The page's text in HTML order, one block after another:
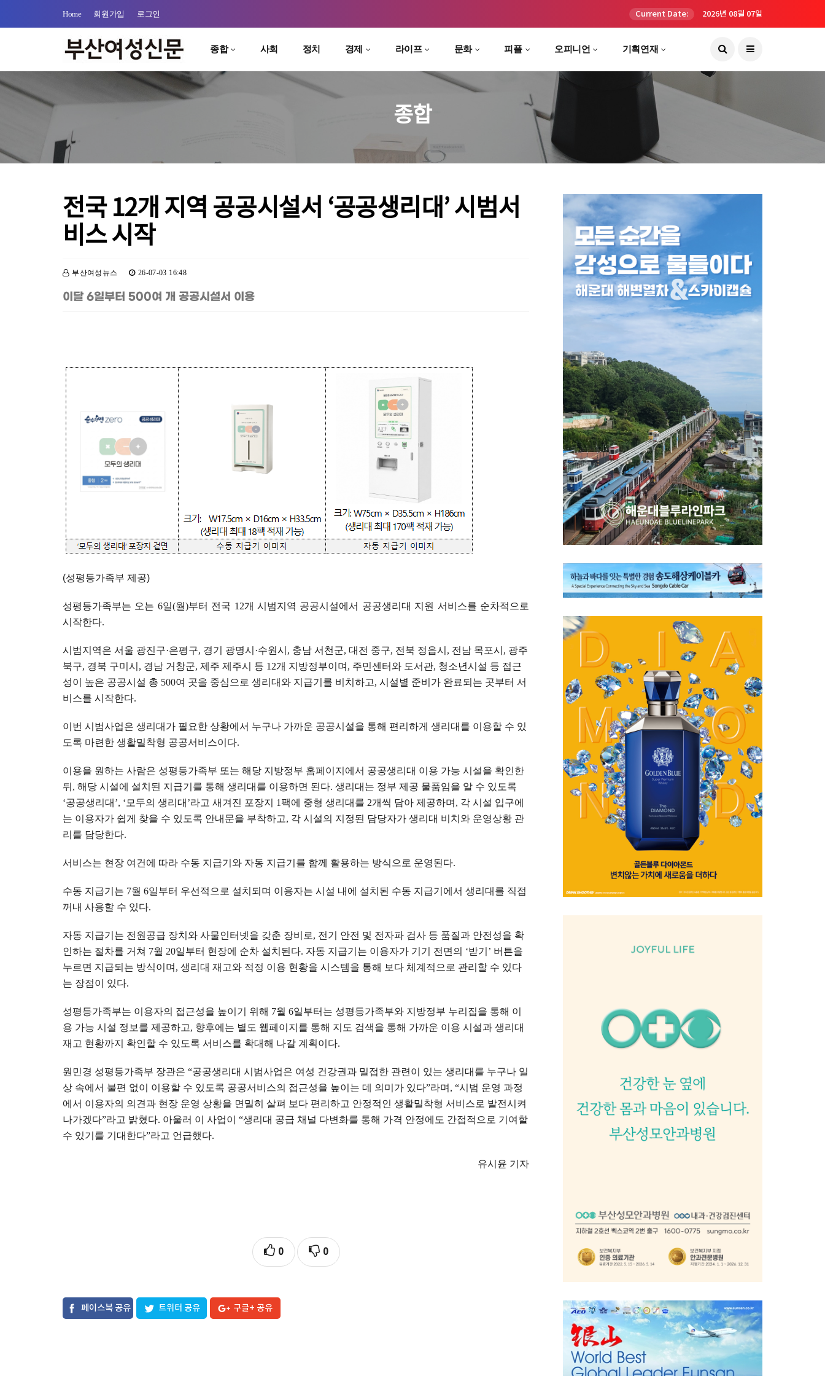
Home 회원가입 로그인 Current Date: 2026년 08월 07일
종합 사회 정치 경제 라이프 문화 피플 오피니언 기획연재
종합
전국 12개 지역 공공시설서 ‘공공생리대’ 시범서
비스 시작
부산여성뉴스 26-07-03 16:48
이달 6일부터 500여 개 공공시설서 이용
(성평등가족부 제공)
성평등가족부는 오는 6일(월)부터 전국 12개 시범지역 공공시설에서 공공생리대 지원 서비스를 순차적으로
시작한다.
시범지역은 서울 광진구·은평구, 경기 광명시 ·수원시 , 충남 서천군, 대전 중구, 전북 정읍시 , 전남 목포시 , 광주
북구, 경북 구미시 , 경남 거창군, 제주 제주시 등 12개 지방정부이며 , 주민센터와 도서관, 청소년시설 등 접근
성이 높은 공공시설 총 500여 곳을 중심으로 생리대와 지급기를 비치하고, 시설별 준비가 완료되는 곳부터 서
비스를 시작한다.
이번 시범사업은 생리대가 필요한 상황에서 누구나 가까운 공공시설을 통해 편리하게 생리대를 이용할 수 있
도록 마련한 생활밀착형 공공서비스이다.
이용을 원하는 사람은 성평등가족부 또는 해당 지방정부 홈페이지에서 공공생리대 이용 가능 시설을 확인한
뒤 , 해당 시설에 설치된 지급기를 통해 생리대를 이용하면 된다. 생리대는 정부 제공 물품임을 알 수 있도록
‘공공생리대 ’, ‘ 모두의 생리대 ’라고 새겨진 포장지 1팩에 중형 생리대를 2개씩 담아 제공하며 , 각 시설 입구에
는 이용자가 쉽게 찾을 수 있도록 안내문을 부착하고, 각 시설의 지정된 담당자가 생리대 비치와 운영상황 관
리를 담당한다.
서비스는 현장 여건에 따라 수동 지급기와 자동 지급기를 함께 활용하는 방식으로 운영된다.
수동 지급기는 7월 6일부터 우선적으로 설치되며 이용자는 시설 내에 설치된 수동 지급기에서 생리대를 직접
꺼내 사용할 수 있다.
자동 지급기는 전원공급 장치와 사물인터넷을 갖춘 장비로, 전기 안전 및 전자파 검사 등 품질과 안전성을 확
인하는 절차를 거쳐 7월 20일부터 현장에 순차 설치된다. 자동 지급기는 이용자가 기기 전면의 ‘받기 ’ 버튼을
누르면 지급되는 방식이며 , 생리대 재고와 적정 이용 현황을 시스템을 통해 보다 체계적으로 관리할 수 있다
는 장점이 있다.
성평등가족부는 이용자의 접근성을 높이기 위해 7월 6일부터는 성평등가족부와 지방정부 누리집을 통해 이
용 가능 시설 정보를 제공하고, 향후에는 별도 웹페이지를 통해 지도 검색을 통해 가까운 이용 시설과 생리대
재고 현황까지 확인할 수 있도록 서비스를 확대해 나갈 계획이다.
원민경 성평등가족부 장관은 “공공생리대 시범사업은 여성 건강권과 밀접한 관련이 있는 생리대를 누구나 일
상 속에서 불편 없이 이용할 수 있도록 공공서비스의 접근성을 높이는 데 의미가 있다”라며 , “시범 운영 과정
에서 이용자의 의견과 현장 운영 상황을 면밀히 살펴 보다 편리하고 안정적인 생활밀착형 서비스로 발전시켜
나가겠다”라고 밝혔다. 아울러 이 사업이 “생리대 공급 채널 다변화를 통해 가격 안정에도 간접적으로 기여할
수 있기를 기대한다”라고 언급했다.
유시윤 기자
0 0
페이스북 공유 트위터 공유 구글+ 공유